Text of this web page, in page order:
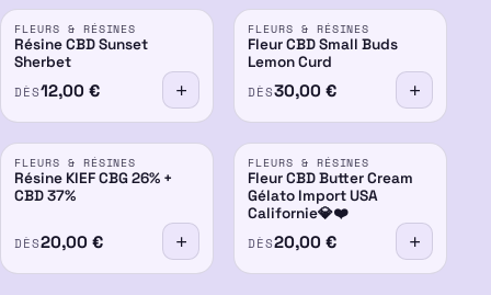
FLEURS & RÉSINES
Résine CBD Sunset
Sherbet
DÈS12,00€
FLEURS & RÉSINES
Fleur CBD Small Buds
Lemon Curd
DÈS30,00€
26%
FLEURS & RÉSINES
Résine KIEF CBG 26% +
CBD 37%
DÈS20,00€
FLEURS & RÉSINES
Fleur CBD Butter Cream
Gélato Import USA
Californie💎❤️
DÈS20,00€